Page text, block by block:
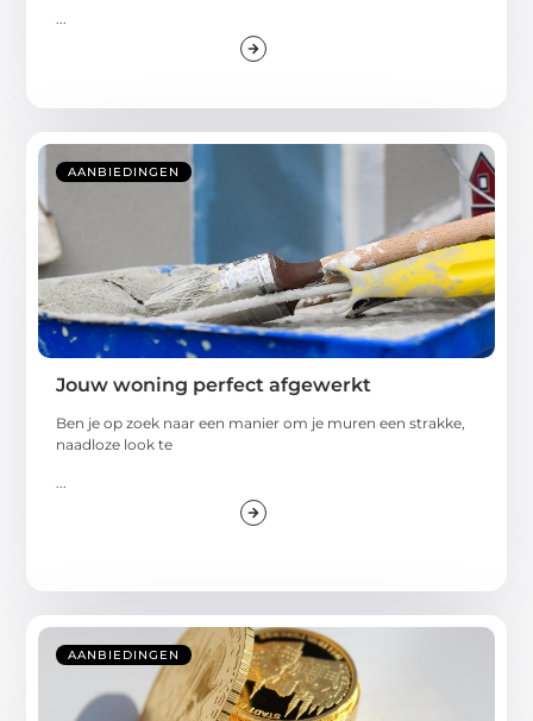
...
AANBIEDINGEN
Jouw woning perfect afgewerkt
Ben je op zoek naar een manier om je muren een strakke,
naadloze look te
...
AANBIEDINGEN